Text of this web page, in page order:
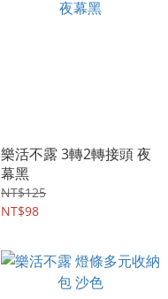
樂活不露 3轉2轉接頭 夜
幕黑
NT$125
NT$98